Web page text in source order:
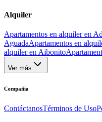
Alquiler
Apartamentos en alquiler en
AguadaApartamentos en
alquiler en Aibonito
Ver más
Compañía
ContáctanosTérminos de Uso